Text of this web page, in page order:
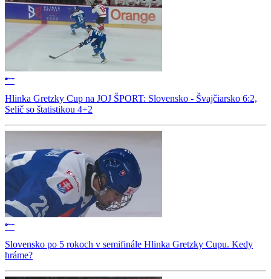
Hlinka Gretzky Cup na JOJ ŠPORT: Slovensko - Švajčiarsko 6:2,
Selič so štatistikou 4+2
Slovensko po 5 rokoch v semifinále Hlinka Gretzky Cupu. Kedy
hráme?